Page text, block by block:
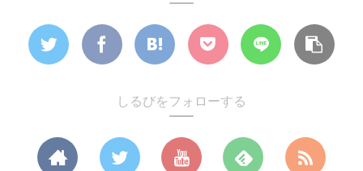
しるびをフォローする